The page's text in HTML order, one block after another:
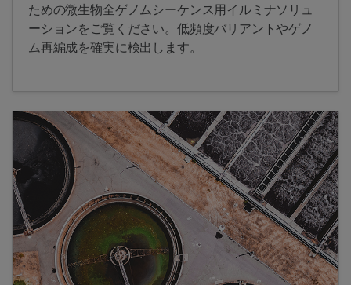
ための微生物全ゲノムシーケンス用イルミナソリュ
ーションをご覧ください。低頻度バリアントやゲノ
ム再編成を確実に検出します。